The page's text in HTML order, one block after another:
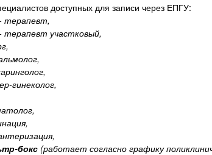
доступных для записи через ЕПГУ:
терапевт,
терапевт участковый,
гинеколог,
бокс (работает согласно графику